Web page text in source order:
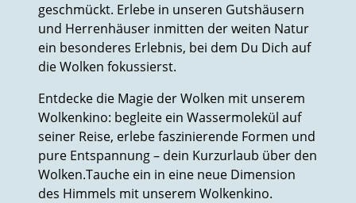
geschmückt. Erlebe in unseren Gutshäusern
und Herrenhäuser inmitten der weiten Natur
ein besonderes Erlebnis, bei dem Du Dich auf
die Wolken fokussierst.
Entdecke die Magie der Wolken mit unserem
Wolkenkino: begleite ein Wassermolekül auf
seiner Reise, erlebe faszinierende Formen und
pure Entspannung – dein Kurzurlaub über den
Wolken.Tauche ein in eine neue Dimension
des Himmels mit unserem Wolkenkino.